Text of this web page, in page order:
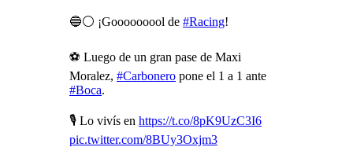
🔵⚪️ ¡Gooooooool de #Racing!
⚽️ Luego de un gran pase de Maxi
Moralez, #Carbonero pone el 1 a 1 ante
#Boca.
🎙️ Lo vivís en https://t.co/8pK9UzC3I6
pic.twitter.com/8BUy3Oxjm3